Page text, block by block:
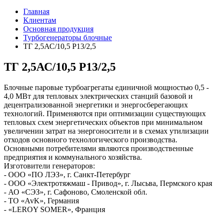
Главная
Клиентам
Основная продукция
Турбогенераторы блочные
ТГ 2,5АС/10,5 Р13/2,5
ТГ 2,5АС/10,5 Р13/2,5
Блочные паровые турбоагрегаты единичной мощностью 0,5 -
4,0 МВт для тепловых электрических станций базовой и
децентрализованной энергетики и энергосберегающих
технологий. Применяются при оптимизации существующих
тепловых схем энергетических объектов при минимальном
увеличении затрат на энергоносители и в схемах утилизации
отходов основного технологического производства.
Основными потребителями являются производственные
предприятия и коммунального хозяйства.
Изготовители генераторов:
- ООО «ПО ЛЭЗ», г. Санкт-Петербург
- ООО «Электротяжмаш - Привод», г. Лысьва, Пермского края
- АО «СЭЗ», г. Сафоново, Смоленской обл.
- ТО «AvK», Германия
- «LEROY SOMER», Франция